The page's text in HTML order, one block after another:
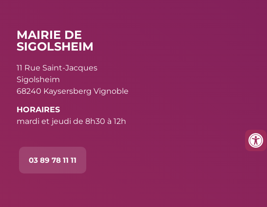
MAIRIE DE
SIGOLSHEIM
11 Rue Saint-Jacques
Sigolsheim
68240 Kaysersberg Vignoble
HORAIRES
mardi et jeudi de 8h30 à 12h
03 89 78 11 11